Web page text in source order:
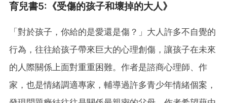
育兒書5:《受傷的孩子和壞掉的大人》
「對於孩子，你給的是愛還是傷？」大人許多不自覺的
行為，往往給孩子帶來巨大的心理創傷，讓孩子在未來
的人際關係上面對重重困難。作者是諮商心理師、作
家，也是情緒調適專家，輔導過許多青少年情緒個案，